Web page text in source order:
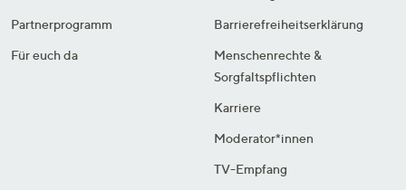
Partnerprogramm
Für euch da
Barrierefreiheitserklärung
Menschenrechte &
Sorgfaltspflichten
Karriere
Moderator*innen
TV-Empfang